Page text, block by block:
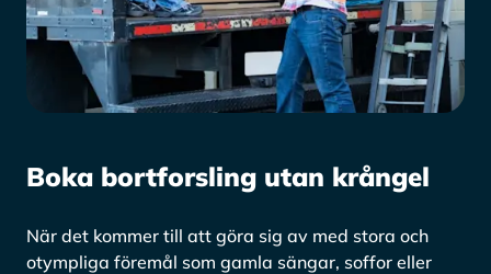
Boka bortforsling utan krångel
När det kommer till att göra sig av med stora och
otympliga föremål som gamla sängar, soffor eller